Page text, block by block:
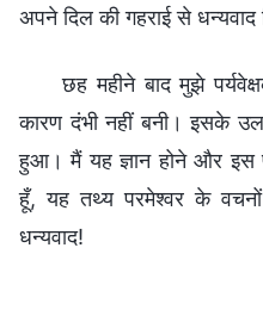
अपने दिल की गहराई से धन्यवाद
छह महीने बाद मुझे
कारण दंभी नहीं बनी। इसके
हुआ। मैं यह ज्ञान होने और इस
हूँ, यह तथ्य परमेश्वर के
धन्यवाद!